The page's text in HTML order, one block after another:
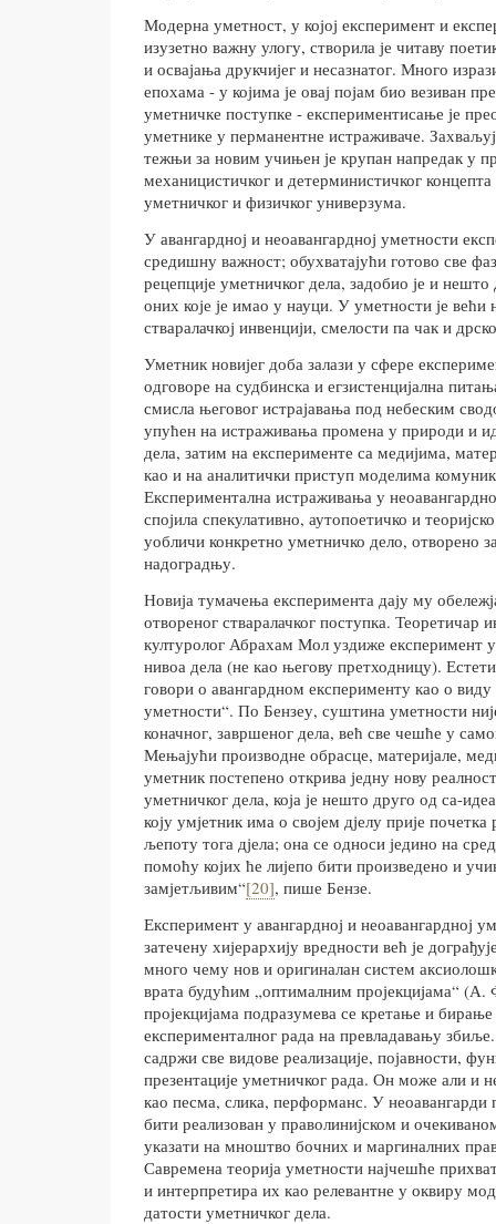
Модерна уметност, у којој експеримент и
изузетно важну улогу, створила је читаву
и освајања друкчијег и несазнатог. Много
епохама - у којима је овај појам био везиван
уметничке поступке - експериментисање је
уметнике у перманентне истраживаче.
тежњи за новим учињен је крупан напредак у
механицистичког и детерминистичког
уметничког и физичког универзума.
У авангардној и неоавангардној уметности
средишну важност; обухватајући готово све
рецепције уметничког дела, задобио је и нешто
оних које је имао у науци. У уметности је већи
стваралачкој инвенцији, смелости па чак и
Уметник новијег доба залази у сфере
одговоре на судбинска и егзистенцијална
смисла његовог истрајавања под небеским
упућен на истраживања промена у природи и
дела, затим на експерименте са медијима,
као и на аналитички приступ моделима
Експериментална истраживања у
спојила спекулативно, аутопоетичко и
уобличи конкретно уметничко дело, отворено
надоградњу.
Новија тумачења експеримента дају му
отвореног стваралачког поступка. Теоретичар
културолог Абрахам Мол уздиже експеримент
нивоа дела (не као његову претходницу).
говори о авангардном експерименту као о
уметности“. По Бензеу, суштина уметности
коначног, завршеног дела, већ све чешће у
Мењајући производне обрасце, материјале,
уметник постепено открива једну нову
уметничког дела, која је нешто друго од са-
коју умјетник има о својем дјелу прије
љепоту тога дјела; она се односи једино на
помоћу којих ће лијепо бити произведено и
замјетљивим“[20], пише Бензе.
Експеримент у авангардној и неоавангардној
затечену хијерархију вредности већ је
много чему нов и оригиналан систем
врата будућим „оптималним пројекцијама“
пројекцијама подразумева се кретање и
експерименталног рада на превладавању
садржи све видове реализације, појавности,
презентације уметничког рада. Он може али и
као песма, слика, перформанс. У неоавангарди
бити реализован у праволинијском и
указати на мноштво бочних и маргиналних
Савремена теорија уметности најчешће
и интерпретира их као релевантне у оквиру
датости уметничког дела.